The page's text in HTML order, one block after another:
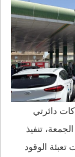
دائرتي
تنفيذ
الوقود